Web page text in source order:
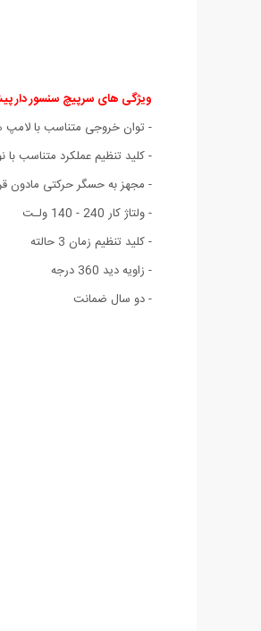
ویژگی های سرپیچ سنسور دار
- توان خروجی متناسب با لامپ
- کلید تنظیم عملکرد متناسب با
- مجهز به حسگر حرکتی مادون
- ولتاژ کار 240 - 140 ولـت
- کلید تنظیم زمان 3 حالته
- زاویه دید 360 درجه
- دو سال ضمانت